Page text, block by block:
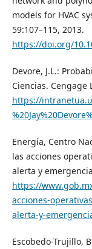
models for HVAC
59:107–115, 2013.
https://doi.org/
Devore, J.L.:
Ciencias.
https://
Energía, Centro
las acciones
alerta y
https://
acciones-
alerta-y-
Escobedo-Trujillo,